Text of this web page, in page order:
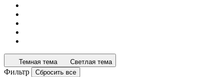
Темная тема Светлая тема
Фильтр Сбросить все